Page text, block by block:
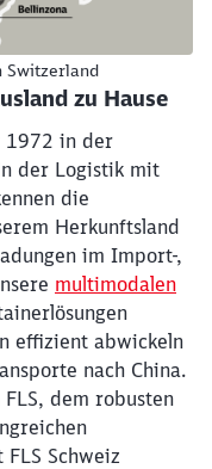
den 4 Standorten
Switzerland
zu Hause
1972 in der
der Logistik mit
die
Herkunftsland
im Import-,
multimodalen
effizient abwickeln
nach China.
dem robusten
Schweiz
Schließen
Weiter